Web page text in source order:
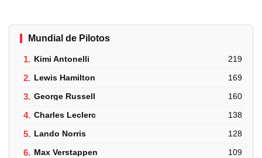
Mundial de Pilotos
1. Kimi Antonelli 219
2. Lewis Hamilton 169
3. George Russell 160
4. Charles Leclerc 138
5. Lando Norris 128
6. Max Verstappen 109